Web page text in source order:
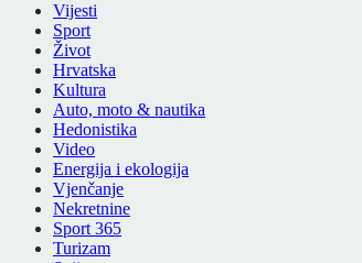
Vijesti
Sport
Život
Hrvatska
Kultura
Auto, moto & nautika
Hedonistika
Video
Energija i ekologija
Vjenčanje
Nekretnine
Sport 365
Turizam